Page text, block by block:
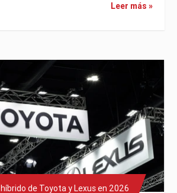
Leer más »
de Toyota y Lexus en 2026